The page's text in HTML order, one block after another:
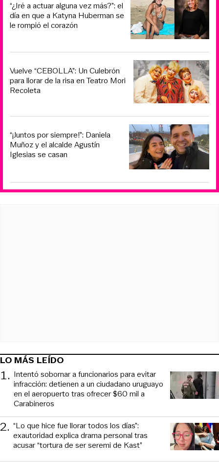
“¿Iré a actuar alguna vez más?”: el
día en que a Katyna Huberman se
le rompió el corazón
Vuelve “CEBOLLA”: Un Culebrón
para llorar de la risa en Teatro Mori
Recoleta
“¡Juntos por siempre!”: Daniela
Muñoz y el alcalde Agustín
Iglesias se casan
LO MÁS LEÍDO
1. Intentó sobornar a funcionarios para evitar
infracción: detienen a un ciudadano uruguayo
en el aeropuerto tras ofrecer $60 mil a
Carabineros
2. “Lo que hice fue llorar todos los días”:
exautoridad explica drama personal tras
acusar “tortura de ser seremi de Kast”